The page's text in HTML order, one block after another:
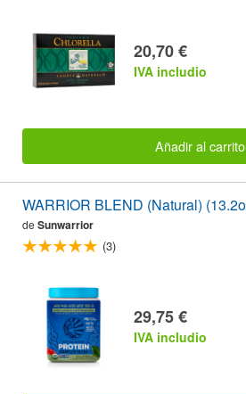
20,70 €
IVA includio
Añadir al carrito
WARRIOR BLEND (Natural)
de Sunwarrior
(3)
29,75 €
IVA includio